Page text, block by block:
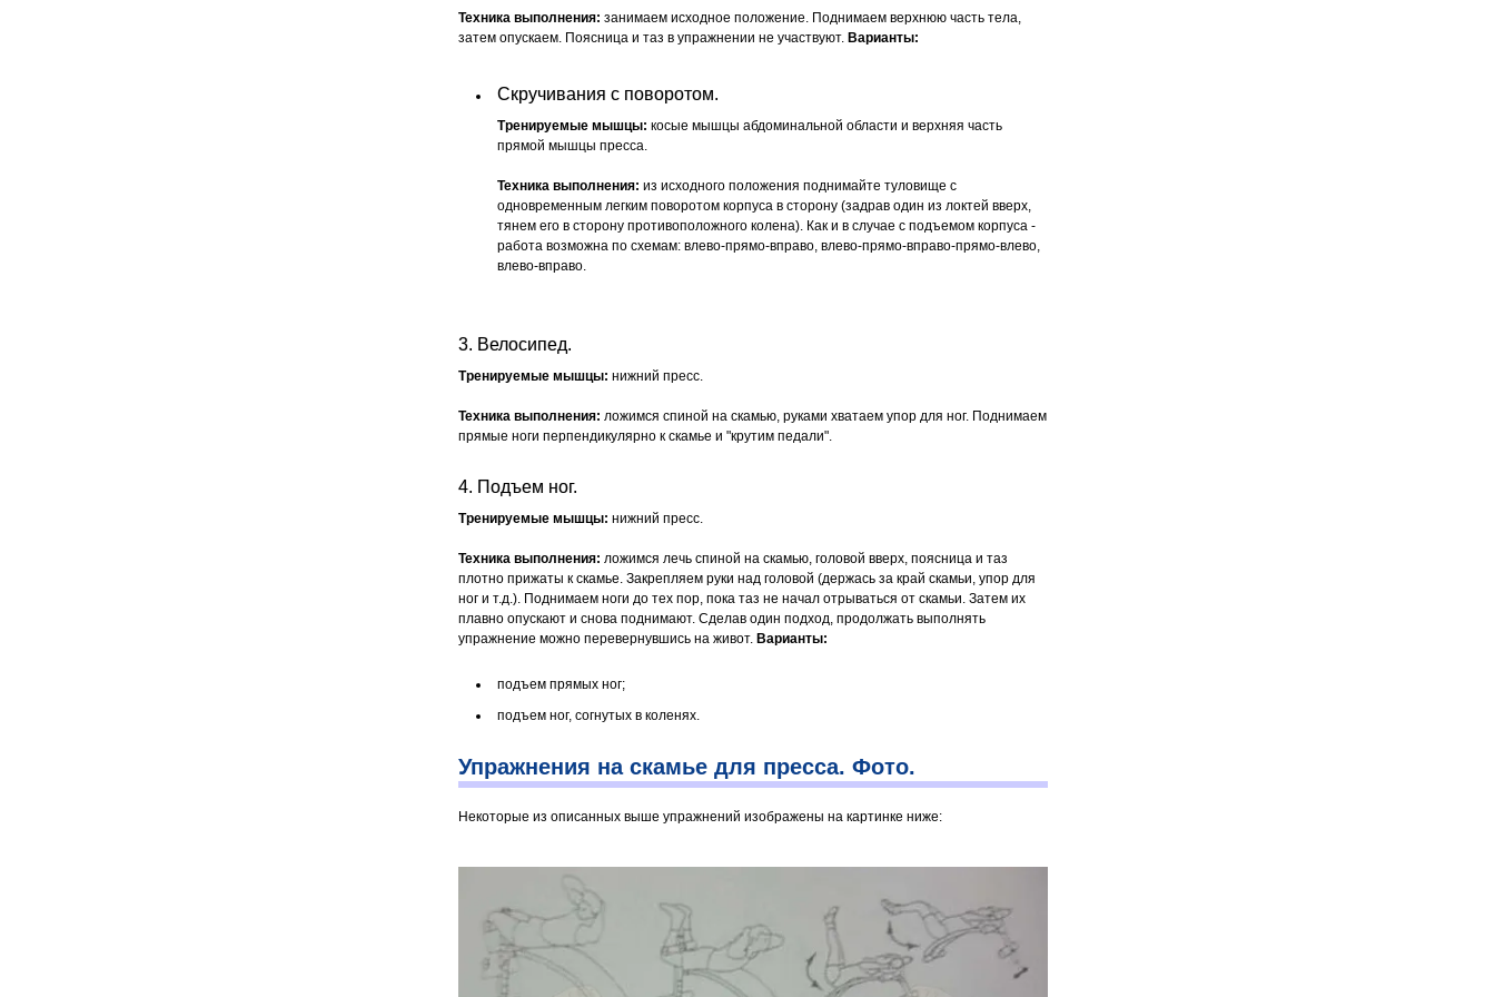
Техника выполнения: занимаем исходное положение. Поднимаем верхнюю часть тела,
затем опускаем. Поясница и таз в упражнении не участвуют. Варианты:
Скручивания с поворотом.
Тренируемые мышцы: косые мышцы абдоминальной области и верхняя часть
прямой мышцы пресса.
Техника выполнения: из исходного положения поднимайте туловище с
одновременным легким поворотом корпуса в сторону (задрав один из локтей вверх,
тянем его в сторону противоположного колена). Как и в случае с подъемом корпуса -
работа возможна по схемам: влево-прямо-вправо, влево-прямо-вправо-прямо-влево,
влево-вправо.
3. Велосипед.
Тренируемые мышцы: нижний пресс.
Техника выполнения: ложимся спиной на скамью, руками хватаем упор для ног. Поднимаем
прямые ноги перпендикулярно к скамье и "крутим педали".
4. Подъем ног.
Тренируемые мышцы: нижний пресс.
Техника выполнения: ложимся лечь спиной на скамью, головой вверх, поясница и таз
плотно прижаты к скамье. Закрепляем руки над головой (держась за край скамьи, упор для
ног и т.д.). Поднимаем ноги до тех пор, пока таз не начал отрываться от скамьи. Затем их
плавно опускают и снова поднимают. Сделав один подход, продолжать выполнять
упражнение можно перевернувшись на живот. Варианты:
подъем прямых ног;
подъем ног, согнутых в коленях.
Упражнения на скамье для пресса. Фото.
Некоторые из описанных выше упражнений изображены на картинке ниже: